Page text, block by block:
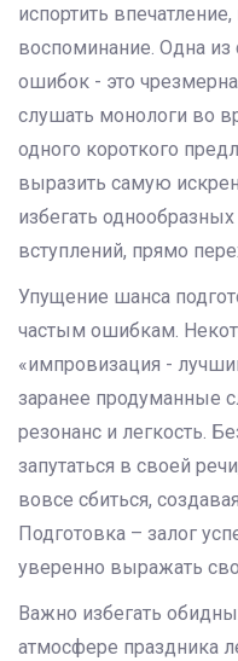
испортить
воспоминание. Одна
ошибок - это
слушать монологи во
одного короткого
выразить самую
избегать
вступлений, прямо
Упущение шанса
частым ошибкам.
«импровизация -
заранее продуманные
резонанс и легкость.
запутаться в своей
вовсе сбиться,
Подготовка – залог
уверенно выражать
Важно избегать
атмосфере праздника